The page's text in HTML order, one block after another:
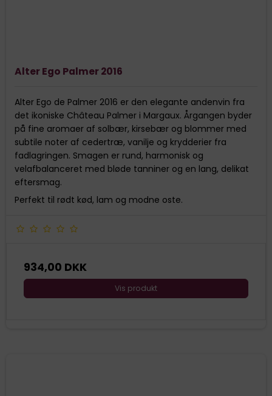
Alter Ego Palmer 2016
Alter Ego de Palmer 2016 er den elegante andenvin fra
det ikoniske Château Palmer i Margaux. Årgangen byder
på fine aromaer af solbær, kirsebær og blommer med
subtile noter af cedertræ, vanilje og krydderier fra
fadlagringen. Smagen er rund, harmonisk og
velafbalanceret med bløde tanniner og en lang, delikat
eftersmag.
Perfekt til rødt kød, lam og modne oste.
934,00 DKK
Vis produkt